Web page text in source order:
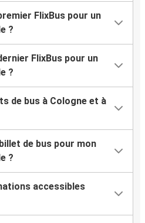
FlixBus pour un
?
FlixBus pour un
?
de bus à Cologne et à
de bus pour mon
?
accessibles